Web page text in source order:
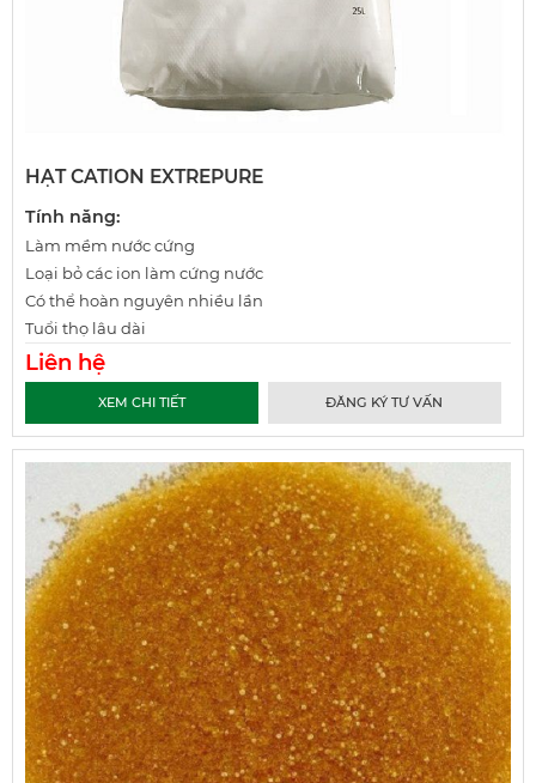
HẠT CATION EXTREPURE
Tính năng:
Làm mềm nước cứng
Loại bỏ các ion làm cứng nước
Có thể hoàn nguyên nhiều lần
Tuổi thọ lâu dài
Liên hệ
XEM CHI TIẾT ĐĂNG KÝ TƯ VẤN